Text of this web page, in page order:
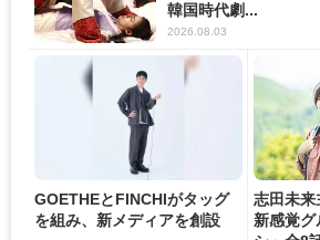
韓国時代劇...
2026.08.03
GOETHEとFINCHIがタッグ
を組み、新メディアを創設
志田未来
新感覚グ